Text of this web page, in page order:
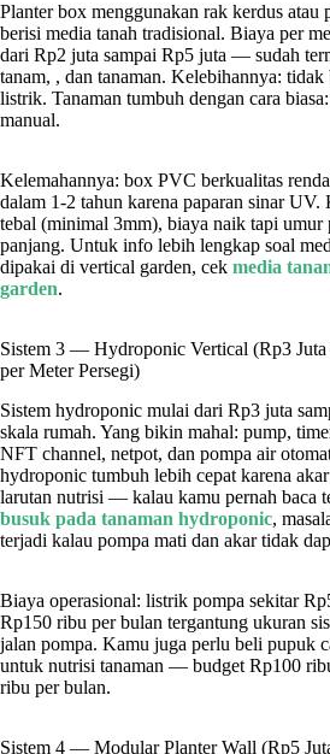
Planter box menggunakan rak kerdus atau
berisi media tanah tradisional. Biaya per
dari Rp2 juta sampai Rp5 juta — sudah
tanam, , dan tanaman. Kelebihannya: tidak
listrik. Tanaman tumbuh dengan cara
manual.
Kelemahannya: box PVC berkualitas
dalam 1-2 tahun karena paparan sinar UV.
tebal (minimal 3mm), biaya naik tapi umur
panjang. Untuk info lebih lengkap soal
dipakai di vertical garden, cek media
garden.
Sistem 3 — Hydroponic Vertical (Rp3 Juta
per Meter Persegi)
Sistem hydroponic mulai dari Rp3 juta
skala rumah. Yang bikin mahal: pump,
NFT channel, netpot, dan pompa air
hydroponic tumbuh lebih cepat karena
larutan nutrisi — kalau kamu pernah baca
busuk pada tanaman hydroponic,
terjadi kalau pompa mati dan akar tidak
Biaya operasional: listrik pompa sekitar
Rp150 ribu per bulan tergantung ukuran
jalan pompa. Kamu juga perlu beli pupuk
untuk nutrisi tanaman — budget Rp100
ribu per bulan.
Sistem 4 — Modular Planter Wall (Rp5